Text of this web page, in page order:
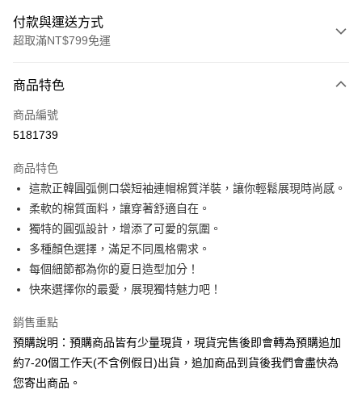
付款與運送方式
超取滿NT$799免運
信用卡一次付款
超商取貨付款
Apple Pay
街口支付
悠遊付
Google Pay
【關於「AFTEE先享後付」】
AFTEE先享後付是「在收到商品之後才付款」的支付方式。 讓您購物簡單
ATM付款
商品特色
商品編號
5181739
商品特色
這款正韓圓弧側口袋短袖連帽棉質洋裝，讓你輕鬆展現時尚感。
柔軟的棉質面料，讓穿著舒適自在。
獨特的圓弧設計，增添了可愛的氛圍。
多種顏色選擇，滿足不同風格需求。
每個細節都為你的夏日造型加分！
快來選擇你的最愛，展現獨特魅力吧！
銷售重點
預購說明：預購商品皆有少量現貨，現貨完售後即會轉為預購追加
約7-20個工作天(不含例假日)出貨，追加商品到貨後我們會盡快為
您寄出商品。